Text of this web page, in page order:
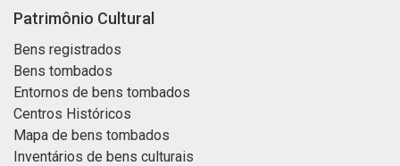
Patrimônio Cultural
Bens registrados
Bens tombados
Entornos de bens tombados
Centros Históricos
Mapa de bens tombados
Inventários de bens culturais